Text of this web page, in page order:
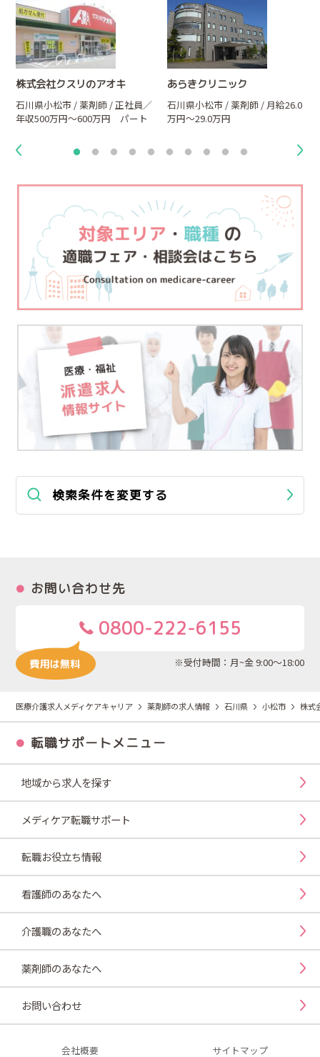
株式会社クスリのアオキ
石川県小松市 / 薬剤師 / 正社員／
年収500万円～600万円 パート
あらきクリニック
石川県小松市 / 薬剤師 / 月給26.0
万円～29.0万円
検索条件を変更する
お問い合わせ先
0800-222-6155
※受付時間：月~金 9:00～18:00
医療介護求人メディケアキャリア 薬剤師の求人情報 石川県 小松市 株式
転職サポートメニュー
地域から求人を探す
メディケア転職サポート
転職お役立ち情報
看護師のあなたへ
介護職のあなたへ
薬剤師のあなたへ
お問い合わせ
会社概要 サイトマップ